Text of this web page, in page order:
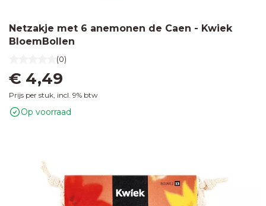
Netzakje met 6 anemonen de Caen - Kwiek
BloemBollen
(0)
€ 4,49
Prijs per stuk, incl. 9% btw
Op voorraad